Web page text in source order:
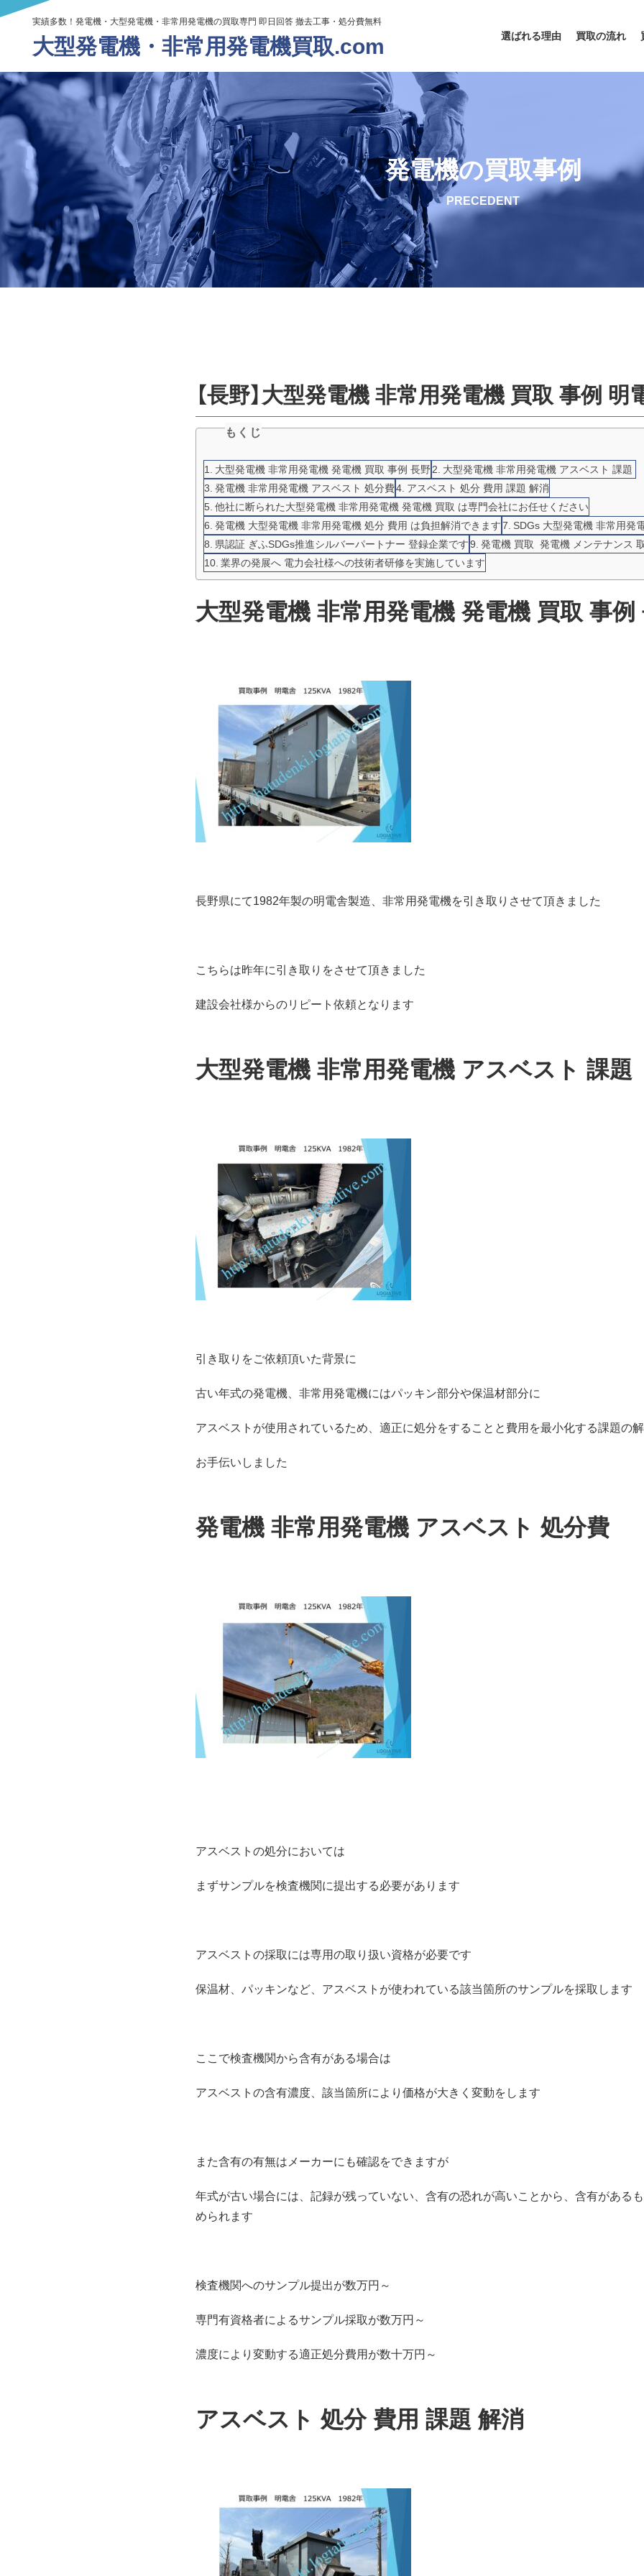
実績多数！発電機・大型発電機・非常用発電機の買取専門 即日回答 撤去工事・処分費無料
大型発電機・ 非常用発電機買取.com 選ばれる理由 買取の流れ
発電機の買取事例
PRECEDENT
【長野】大型発電機 非常用発電機 買取 事例 明
もくじ
大型発電機 非常用発電機 発電機 買取 事例 長野
大型発電機 非常用発電機 アスベスト 課題
発電機 非常用発電機 アスベスト 処分費
アスベスト 処分 費用 課題 解消
他社に断られた大型発電機 非常用発電機 発電機 買取 は専門会社にお任せください
発電機 大型発電機 非常用発電機 処分 費用 は負担解消できます
SDGs 大型発電機 非常用発
県認証 ぎふSDGs推進シルバーパートナー 登録企業です
発電機 買取 発電機 メンテナンス
業界の発展へ 電力会社様への技術者研修を実施しています
大型発電機 非常用発電機 発電機 買取 事例
長野県にて1982年製の明電舎製造、非常用発電機を引き取りさせて頂きました
こちらは昨年に引き取りをさせて頂きました
建設会社様からのリピート依頼となります
大型発電機 非常用発電機 アスベスト 課題
引き取りをご依頼頂いた背景に
古い年式の発電機、非常用発電機にはパッキン部分や保温材部分に
アスベストが使用されているため、適正に処分をすることと費用を最小化する課題の
お手伝いしました
発電機 非常用発電機 アスベスト 処分費
アスベストの処分においては
まずサンプルを検査機関に提出する必要があります
アスベストの採取には専用の取り扱い資格が必要です
保温材、パッキンなど、アスベストが使われている該当箇所のサンプルを採取します
ここで検査機関から含有がある場合は
アスベストの含有濃度、該当箇所により価格が大きく変動をします
また含有の有無はメーカーにも確認をできますが
年式が古い場合には、記録が残っていない、含有の恐れが高いことから、含有がある
められます
検査機関へのサンプル提出が数万円～
専門有資格者によるサンプル採取が数万円～
濃度により変動する適正処分費用が数十万円～
アスベスト 処分 費用 課題 解消